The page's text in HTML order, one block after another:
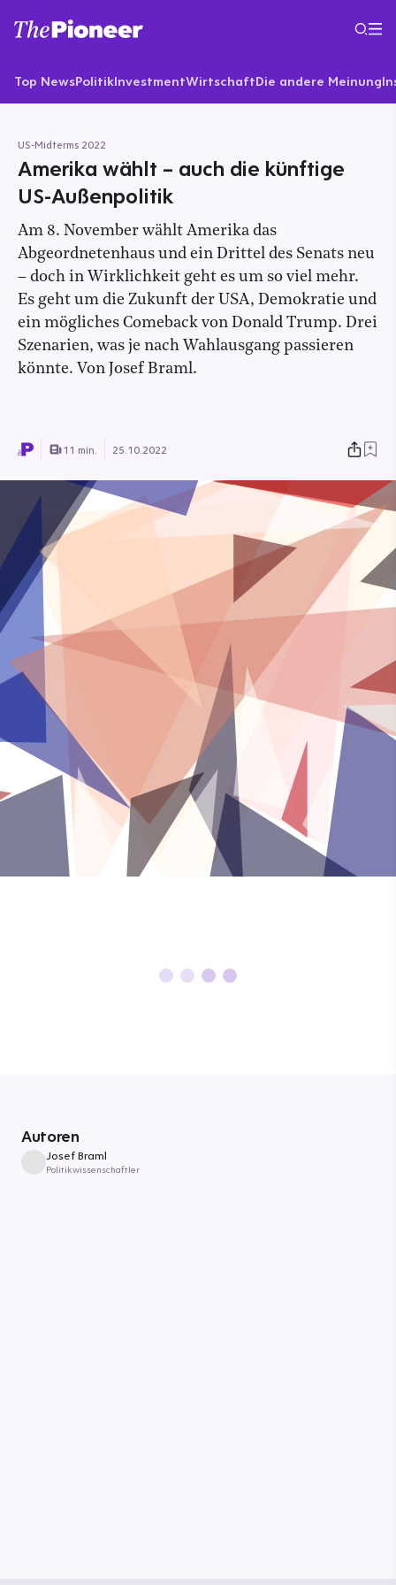
Top NewsPolitikInvestmentWirtschaftDie andere Meinung
US-Midterms 2022
Amerika wählt – auch die künftige
US-Außenpolitik
Am 8. November wählt Amerika das
Abgeordnetenhaus und ein Drittel des Senats neu
– doch in Wirklichkeit geht es um so viel mehr.
Es geht um die Zukunft der USA, Demokratie und
ein mögliches Comeback von Donald Trump. Drei
Szenarien, was je nach Wahlausgang passieren
könnte. Von Josef Braml.
11 min. 25.10.2022
Autoren
Josef Braml
Politikwissenschaftler